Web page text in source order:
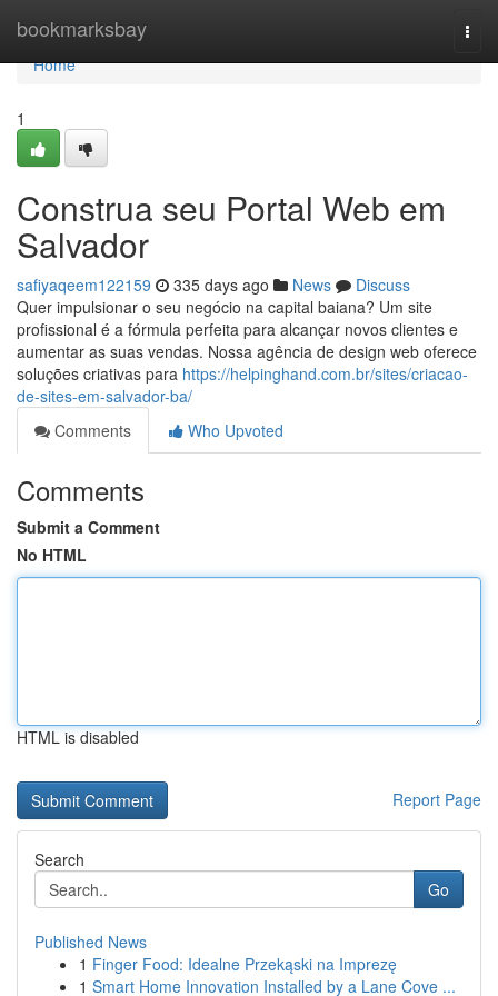
bookmarksbay
Home
Home
1
Construa seu Portal Web em
Salvador
safiyaqeem122159 335 days ago News
Discuss
Quer impulsionar o seu negócio na capital baiana? Um site
profissional é a fórmula perfeita para alcançar novos clientes e
aumentar as suas vendas. Nossa agência de design web oferece
soluções criativas para https://helpinghand.com.br/sites/criacao-
de-sites-em-salvador-ba/
Comments
Who Upvoted
Comments
Submit a Comment
No HTML
HTML is disabled
Report Page
Search
Go
Published News
1 Finger Food: Idealne Przekąski na Imprezę
1 Smart Home Innovation Installed by a Lane Cove ...